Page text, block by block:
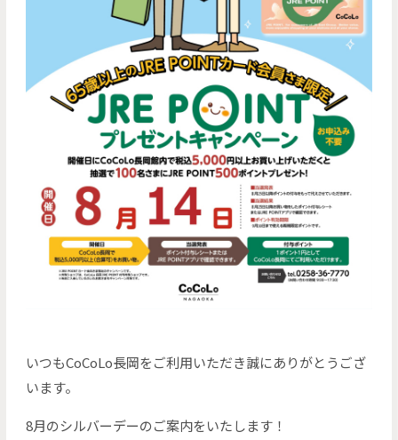
いつもCoCoLo長岡をご利用いただき誠にありがとうござ
います。
8月のシルバーデーのご案内をいたします！